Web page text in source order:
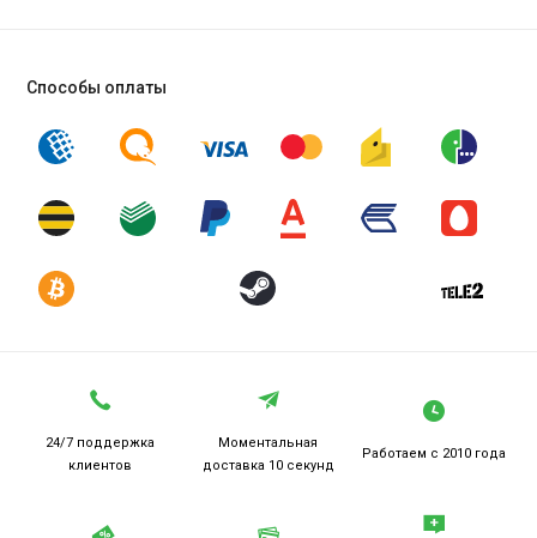
Способы оплаты
24/7 поддержка
клиентов
Моментальная
доставка 10 секунд
Работаем с 2010 года